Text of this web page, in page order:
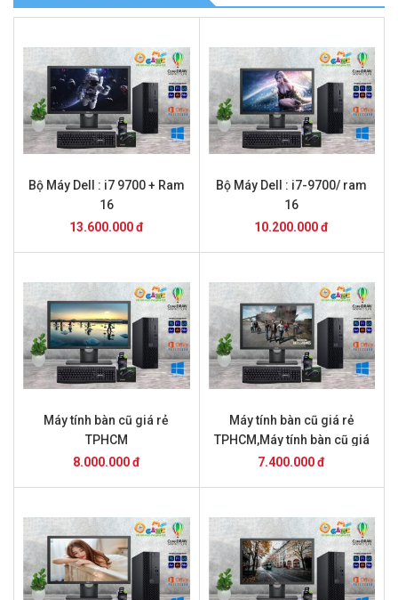
Bộ Máy Dell : i7 9700 + Ram
16
13.600.000 đ
Bộ Máy Dell : i7-9700/ ram
16
10.200.000 đ
Máy tính bàn cũ giá rẻ
TPHCM
8.000.000 đ
Máy tính bàn cũ giá rẻ
TPHCM,Máy tính bàn cũ giá
rẻ TPHCM
7.400.000 đ